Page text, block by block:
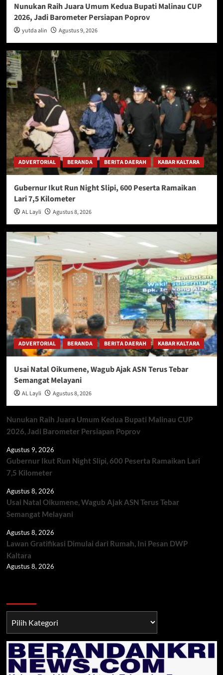
Nunukan Raih Juara Umum Kedua Bupati Malinau CUP
2026, Jadi Barometer Persiapan Poprov
yutda alin Agustus 9, 2026
ADVERTORIAL BERANDA BERITA DAERAH KABAR KALTARA
Gubernur Ikut Run Night Slipi, 600 Peserta Ramaikan
Lari 7,5 Kilometer
AL Layli Agustus 8, 2026
ADVERTORIAL BERANDA BERITA DAERAH KABAR KALTARA
Usai Natal Oikumene, Wagub Ajak ASN Terus Tebar
Semangat Melayani
AL Layli Agustus 8, 2026
Nunukan Raih Juara Umum Kedua Bupati Malinau CUP
2026, Jadi Barometer Persiapan Poprov
Agustus 9, 2026
Gubernur Ikut Run Night Slipi, 600 Peserta Ramaikan Lari
7,5 Kilometer
Agustus 8, 2026
Usai Natal Oikumene, Wagub Ajak ASN Terus Tebar
Semangat Melayani
Agustus 8, 2026
Lawan Gratifikasi Dimulai dari Rumah, Ini Pesan DWP
Kaltara
Agustus 8, 2026
TNI/POLRI